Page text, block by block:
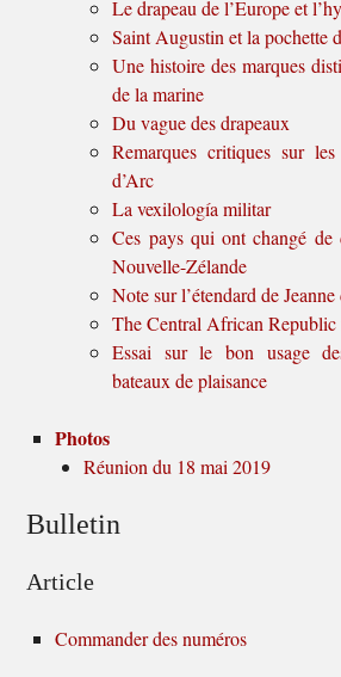
Le drapeau de l’Europe et
Saint Augustin et la pochette
Une histoire des marques
de la marine
Du vague des drapeaux
Remarques critiques sur
d’Arc
La vexilología militar
Ces pays qui ont changé de
Nouvelle-Zélande
Note sur l’étendard de Jeanne
The Central African
Essai sur le bon usage
bateaux de plaisance
Photos
Réunion du 18 mai 2019
Bulletin
Article
Commander des numéros